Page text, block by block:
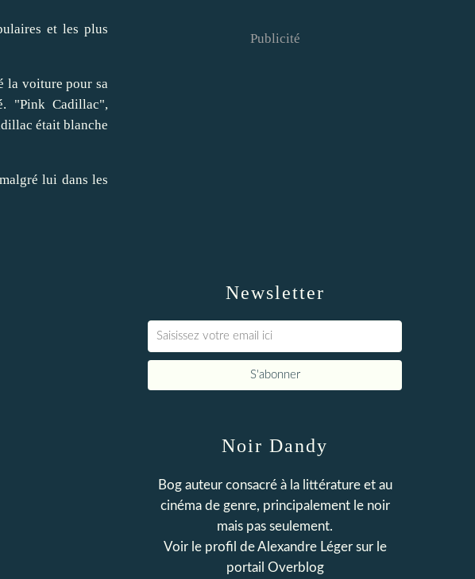
et les plus
la voiture pour sa
"Pink Cadillac",
était blanche
lui dans les
Newsletter
Publicité
Noir Dandy
Bog auteur consacré à la littérature et au
cinéma de genre, principalement le noir
mais pas seulement.
Voir le profil deAlexandre Légersur le
portail Overblog